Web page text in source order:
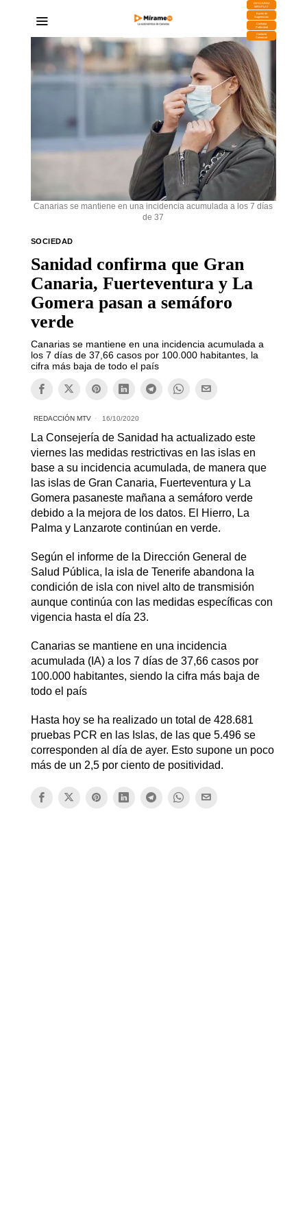
DESCARGA
MIRAPLAY
Buzón de
Sugerencias
Contratar
Publicidad
Contacto
Comercial
Canarias se mantiene en una incidencia acumulada a los 7 días
de 37
SOCIEDAD
Sanidad confirma que Gran
Canaria, Fuerteventura y La
Gomera pasan a semáforo
verde
Canarias se mantiene en una incidencia acumulada a
los 7 días de 37,66 casos por 100.000 habitantes, la
cifra más baja de todo el país
REDACCIÓN MTV 16/10/2020
La Consejería de Sanidad ha actualizado este
viernes las medidas restrictivas en las islas en
base a su incidencia acumulada, de manera que
las islas de Gran Canaria, Fuerteventura y La
Gomera pasaneste mañana a semáforo verde
debido a la mejora de los datos. El Hierro, La
Palma y Lanzarote continúan en verde.
Según el informe de la Dirección General de
Salud Pública, la isla de Tenerife abandona la
condición de isla con nivel alto de transmisión
aunque continúa con las medidas específicas con
vigencia hasta el día 23.
Canarias se mantiene en una incidencia
acumulada (IA) a los 7 días de 37,66 casos por
100.000 habitantes, siendo la cifra más baja de
todo el país
Hasta hoy se ha realizado un total de 428.681
pruebas PCR en las Islas, de las que 5.496 se
corresponden al día de ayer. Esto supone un poco
más de un 2,5 por ciento de positividad.